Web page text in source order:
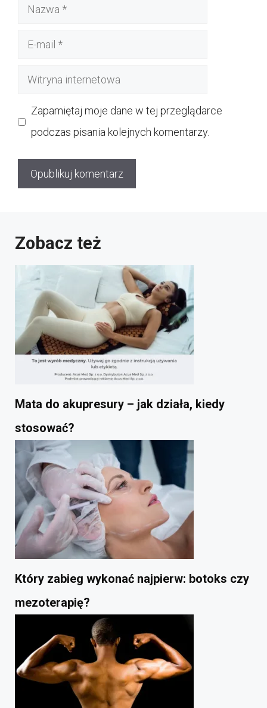
Nazwa
Witryna
Zapamiętaj moje dane w tej przeglądarce
podczas pisania kolejnych komentarzy.
Zobacz też
Mata do akupresury – jak działa, kiedy
stosować?
Który zabieg wykonać najpierw: botoks czy
mezoterapię?